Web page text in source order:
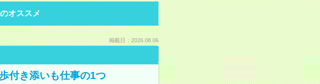
オススメ
掲載日：2026.08.06
付き添いも仕事の1つ